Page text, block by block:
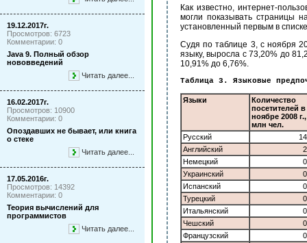
19.12.2017г.
Просмотров: 6723
Комментарии: 0
Java 9. Полный обзор
нововведений
Читать далее...
16.02.2017г.
Просмотров: 10900
Комментарии: 0
Опоздавших не бывает, или книга
о стеке
Читать далее...
17.05.2016г.
Просмотров: 14392
Комментарии: 0
Теория вычислений для
программистов
Читать далее...
Как известно, интернет-
могли показывать страницы
установленный первым в
Судя по таблице 3, с ноября
языку, выросла с 73,20% до
10,91% до 6,76%.
Таблица 3. Языковые
Языки
Количество
посетителей в
ноябре 2008 г.,
млн чел.
Русский
Английский
Немецкий
Украинский
Испанский
Турецкий
Итальянский
Чешский
Французский